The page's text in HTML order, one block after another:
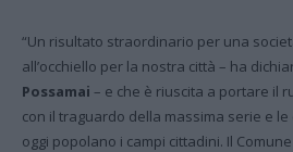
“Un risultato straordinario per una
all’occhiello per la nostra città – ha
Possamai – e che è riuscita a portare il
con il traguardo della massima serie e
oggi popolano i campi cittadini. Il